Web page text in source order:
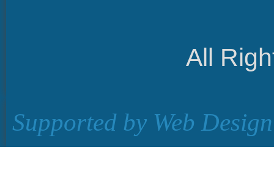
All
Supported by Web